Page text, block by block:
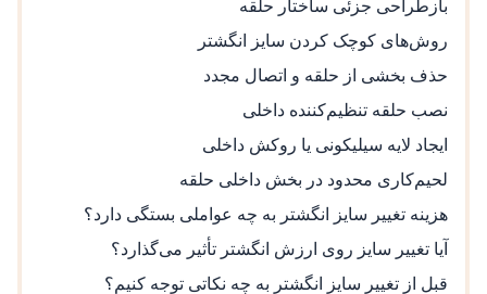
بازطراحی جزئی ساختار حلقه
روش‌های کوچک کردن سایز انگشتر
حذف بخشی از حلقه و اتصال مجدد
نصب حلقه تنظیم‌کننده داخلی
ایجاد لایه سیلیکونی یا روکش داخلی
لحیم‌کاری محدود در بخش داخلی حلقه
هزینه تغییر سایز انگشتر به چه عواملی بستگی دارد؟
آیا تغییر سایز روی ارزش انگشتر تأثیر می‌گذارد؟
قبل از تغییر سایز انگشتر به چه نکاتی توجه کنیم؟